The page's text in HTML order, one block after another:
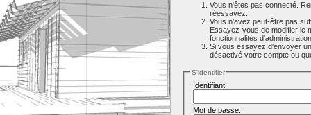
Vous n'êtes pas connecté.
réessayez.
Vous n'avez peut-être pas
Essayez-vous de modifier le
fonctionnalités
Si vous essayez d'envoyer
désactivé votre compte ou
S'identifier
Identifiant:
Mot de passe: